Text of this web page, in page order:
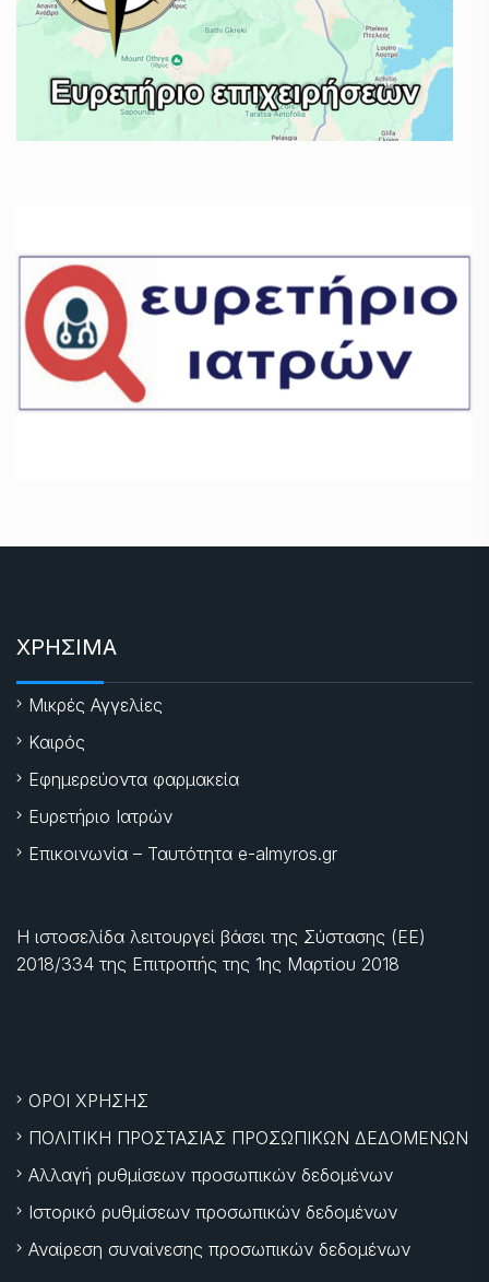
ΧΡΗΣΙΜΑ
Μικρές Αγγελίες
Καιρός
Εφημερεύοντα φαρμακεία
Ευρετήριο Ιατρών
Επικοινωνία – Ταυτότητα e-almyros.gr
Η ιστοσελίδα λειτουργεί βάσει της Σύστασης (ΕΕ)
2018/334 της Επιτροπής της 1ης Μαρτίου 2018
ΟΡΟΙ ΧΡΗΣΗΣ
ΠΟΛΙΤΙΚΗ ΠΡΟΣΤΑΣΙΑΣ ΠΡΟΣΩΠΙΚΩΝ ΔΕΔΟΜΕΝΩΝ
Αλλαγή ρυθμίσεων προσωπικών δεδομένων
Ιστορικό ρυθμίσεων προσωπικών δεδομένων
Αναίρεση συναίνεσης προσωπικών δεδομένων